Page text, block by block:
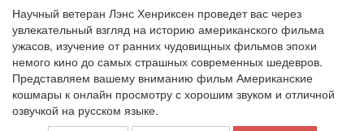
Научный ветеран Лэнс Хенриксен проведет вас через
увлекательный взгляд на историю американского фильма
ужасов, изучение от ранних чудовищных фильмов эпохи
немого кино до самых страшных современных шедевров.
Представляем вашему вниманию фильм Американские
кошмары к онлайн просмотру с хорошим звуком и отличной
озвучкой на русском языке.